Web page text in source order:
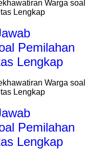
Pemilahan
Lengkap
Pemilahan
Lengkap